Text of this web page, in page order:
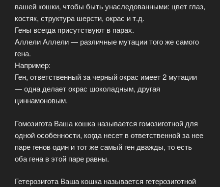
вашей кошки, чтобы быть унаследованными: цвет глаз,
костяк, структура шерсти, окрас и т.д.
Гены всегда присутствуют в парах.
Аллели Аллели — различные мутации того же самого
гена.
Например:
Ген, ответственный за черный окрас имеет 2 мутации
— одна делает окрас шоколадным, другая
циннамоновым.
Гомозигота Ваша кошка называется гомозиготной для
одной особенности, когда несет в ответственной за нее
паре генов один и тот же самый ген дважды, то есть
оба гена в этой паре равны.
Гетерозигота Ваша кошка называется гетерозиготной